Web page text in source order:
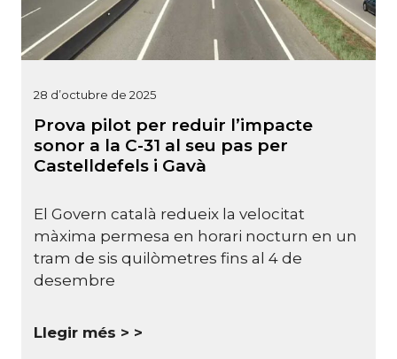
28 d’octubre de 2025
Prova pilot per reduir l’impacte
sonor a la C-31 al seu pas per
Castelldefels i Gavà
El Govern català redueix la velocitat
màxima permesa en horari nocturn en un
tram de sis quilòmetres fins al 4 de
desembre
Llegir més >